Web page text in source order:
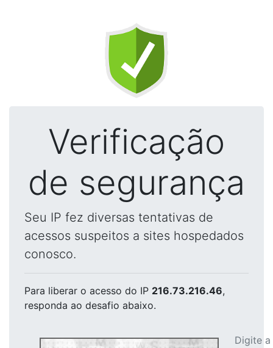
Verificação
de segurança
Seu IP fez diversas tentativas de
acessos suspeitos a sites hospedados
conosco.
Para liberar o acesso do IP 216.73.216.46,
responda ao desafio abaixo.
Digite